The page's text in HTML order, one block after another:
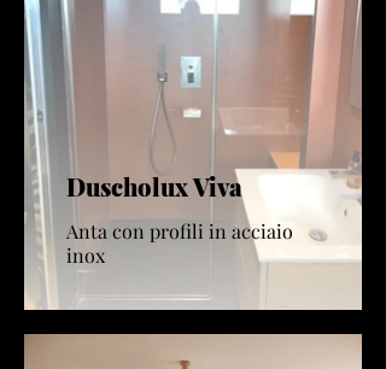
Duscholux Viva
Anta con profili in acciaio
inox